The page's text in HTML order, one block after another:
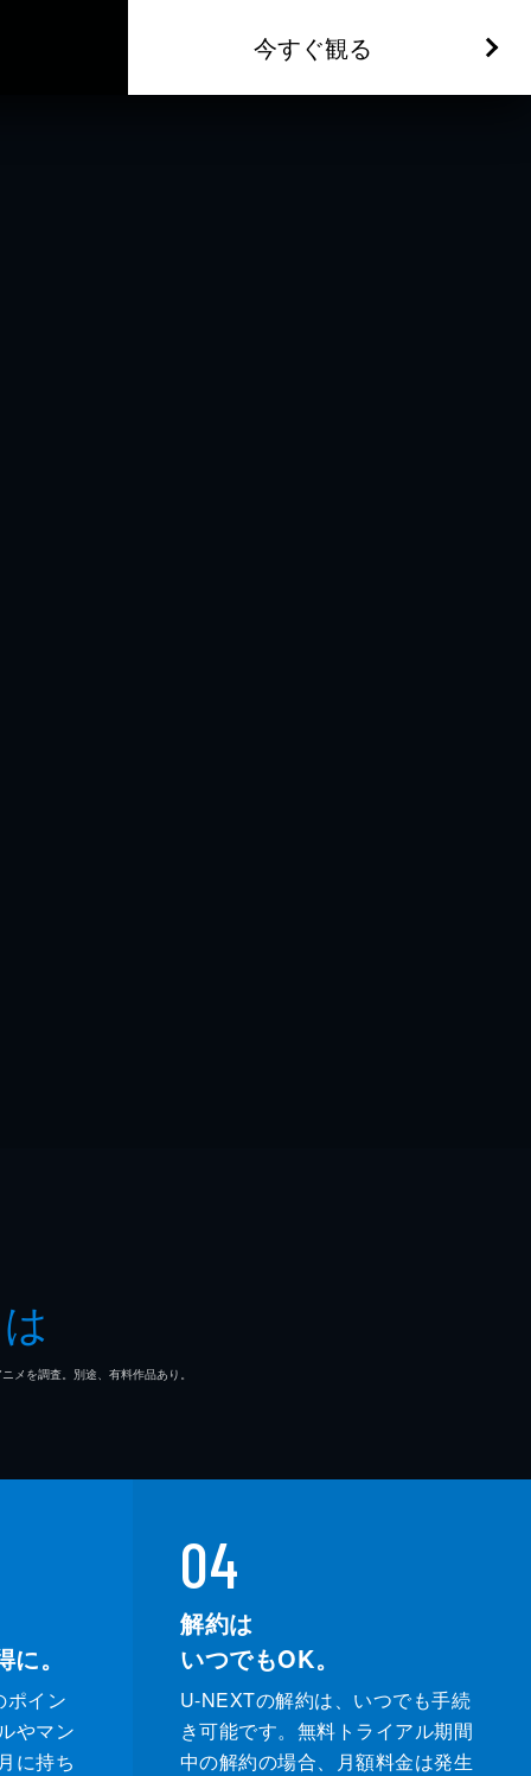
今すぐ観る
を調査。別途、有料作品あり。
。
ポイン
やマン
に持ち
04
解約は
いつでもOK。
U-NEXTの解約は、いつでも手続
き可能です。無料トライアル期間
中の解約の場合、月額料金は発生